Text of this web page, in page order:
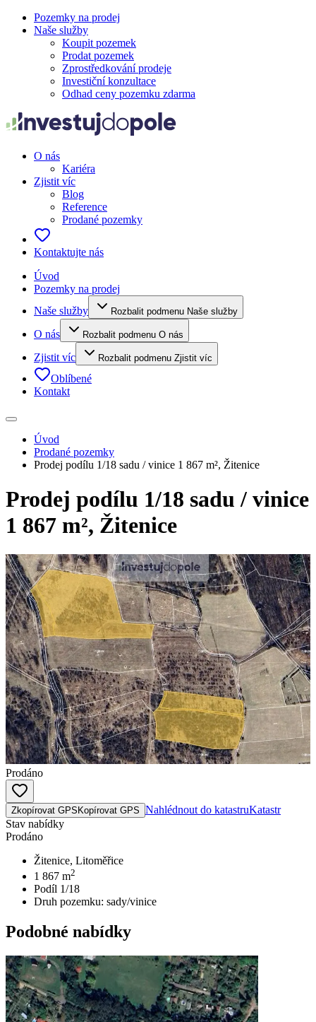
Pozemky na prodej
Naše služby
Koupit pozemek
Prodat pozemek
Zprostředkování prodeje
Investiční konzultace
Odhad ceny pozemku zdarma
O nás
Kariéra
Zjistit víc
Blog
Reference
Prodané pozemky
Kontaktujte nás
Úvod
Pozemky na prodej
Naše služby
Rozbalit podmenu Naše služby
O nás Rozbalit podmenu O nás
Zjistit víc Rozbalit podmenu Zjistit víc
Oblíbené
Kontakt
Úvod
Prodané pozemky
Prodej podílu 1/18 sadu / vinice 1 867 m², Žitenice
Prodej podílu 1/18 sadu / vinice
1 867 m², Žitenice
Prodáno
Zkopírovat GPS Kopírovat GPS Nahlédnout do katastruKatastr
Stav nabídky
Prodáno
Žitenice, Litoměřice
1 867 m2
Podíl 1/18
Druh pozemku: sady/vinice
Podobné nabídky